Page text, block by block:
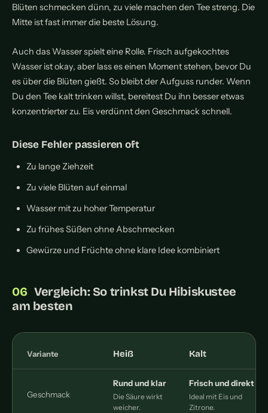
Blüten schmecken dünn, zu viele machen den Tee streng. Die
Mitte ist fast immer die beste Lösung.
Auch das Wasser spielt eine Rolle. Frisch aufgekochtes
Wasser ist okay, aber lass es einen Moment stehen, bevor Du
es über die Blüten gießt. So bleibt der Aufguss runder. Wenn
Du den Tee kalt trinken willst, bereitest Du ihn besser etwas
konzentrierter zu. Eis verdünnt den Geschmack schnell.
Diese Fehler passieren oft
Zu lange Ziehzeit
Zu viele Blüten auf einmal
Wasser mit zu hoher Temperatur
Zu frühes Süßen ohne Abschmecken
Gewürze und Früchte ohne klare Idee kombiniert
Vergleich: So trinkst Du Hibiskustee
am besten
Variante Heiß Kalt
Geschmack
Rund und klar
Die Säure wirkt
weicher.
Frisch und direkt
Ideal mit Eis und
Zitrone.